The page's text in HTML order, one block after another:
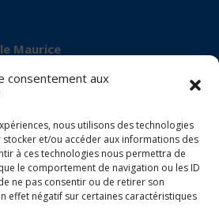
consentement aux
nous utilisons des technologies
et/ou accéder aux informations des
à ces technologies nous permettra de
le comportement de navigation ou les ID
ne pas consentir ou de retirer son
effet négatif sur certaines caractéristiques
Maurice
Number